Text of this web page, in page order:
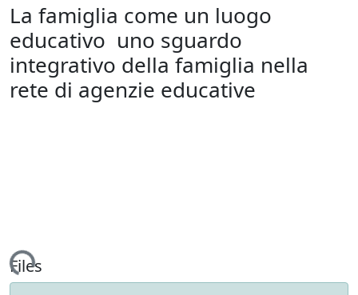
La famiglia come un luogo
educativo ­ uno sguardo
integrativo della famiglia nella
rete di agenzie educative
Files